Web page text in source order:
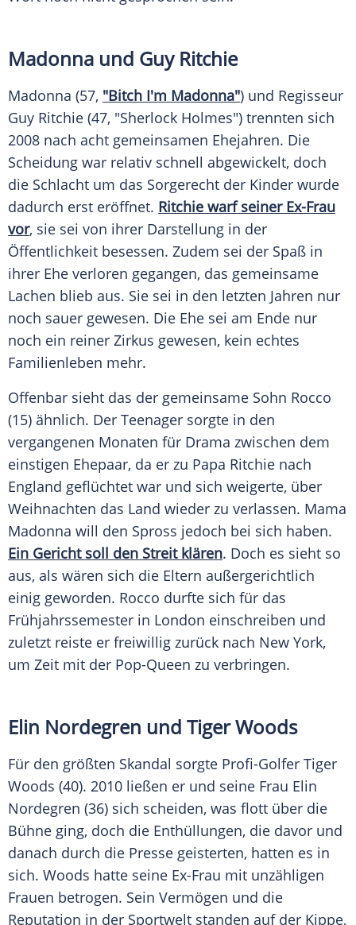
Madonna und Guy Ritchie
Madonna (57, "Bitch I'm Madonna") und Regisseur
Guy Ritchie (47, "Sherlock Holmes") trennten sich
2008 nach acht gemeinsamen Ehejahren. Die
Scheidung war relativ schnell abgewickelt, doch
die Schlacht um das Sorgerecht der Kinder wurde
dadurch erst eröffnet. Ritchie warf seiner Ex-Frau
vor, sie sei von ihrer Darstellung in der
Öffentlichkeit besessen. Zudem sei der Spaß in
ihrer Ehe verloren gegangen, das gemeinsame
Lachen blieb aus. Sie sei in den letzten Jahren nur
noch sauer gewesen. Die Ehe sei am Ende nur
noch ein reiner Zirkus gewesen, kein echtes
Familienleben mehr.
Offenbar sieht das der gemeinsame Sohn Rocco
(15) ähnlich. Der Teenager sorgte in den
vergangenen Monaten für Drama zwischen dem
einstigen Ehepaar, da er zu Papa Ritchie nach
England geflüchtet war und sich weigerte, über
Weihnachten das Land wieder zu verlassen. Mama
Madonna will den Spross jedoch bei sich haben.
Ein Gericht soll den Streit klären. Doch es sieht so
aus, als wären sich die Eltern außergerichtlich
einig geworden. Rocco durfte sich für das
Frühjahrssemester in London einschreiben und
zuletzt reiste er freiwillig zurück nach New York,
um Zeit mit der Pop-Queen zu verbringen.
Elin Nordegren und Tiger Woods
Für den größten Skandal sorgte Profi-Golfer Tiger
Woods (40). 2010 ließen er und seine Frau Elin
Nordegren (36) sich scheiden, was flott über die
Bühne ging, doch die Enthüllungen, die davor und
danach durch die Presse geisterten, hatten es in
sich. Woods hatte seine Ex-Frau mit unzähligen
Frauen betrogen. Sein Vermögen und die
Reputation in der Sportwelt standen auf der Kippe,